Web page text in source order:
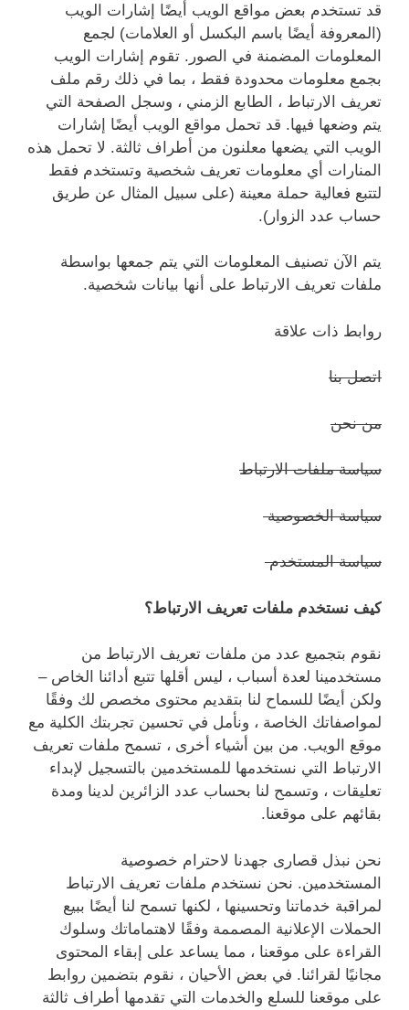
قد تستخدم بعض مواقع الويب أيضًا إشارات الويب
(المعروفة أيضًا باسم البكسل أو العلامات) لجمع
المعلومات المضمنة في الصور. تقوم إشارات الويب
بجمع معلومات محدودة فقط ، بما في ذلك رقم ملف
تعريف الارتباط ، الطابع الزمني ، وسجل الصفحة التي
يتم وضعها فيها. قد تحمل مواقع الويب أيضًا إشارات
الويب التي يضعها معلنون من أطراف ثالثة. لا تحمل هذه
المنارات أي معلومات تعريف شخصية وتستخدم فقط
لتتبع فعالية حملة معينة (على سبيل المثال عن طريق
حساب عدد الزوار).
يتم الآن تصنيف المعلومات التي يتم جمعها بواسطة
ملفات تعريف الارتباط على أنها بيانات شخصية.
روابط ذات علاقة
اتصل بنا
من نحن
سياسة ملفات الارتباط
سياسة الخصوصية
سياسة المستخدم
كيف نستخدم ملفات تعريف الارتباط؟
نقوم بتجميع عدد من ملفات تعريف الارتباط من
مستخدمينا لعدة أسباب ، ليس أقلها تتبع أدائنا الخاص –
ولكن أيضًا للسماح لنا بتقديم محتوى مخصص لك وفقًا
لمواصفاتك الخاصة ، ونأمل في تحسين تجربتك الكلية مع
موقع الويب. من بين أشياء أخرى ، تسمح ملفات تعريف
الارتباط التي نستخدمها للمستخدمين بالتسجيل لإبداء
تعليقات ، وتسمح لنا بحساب عدد الزائرين لدينا ومدة
بقائهم على موقعنا.
نحن نبذل قصارى جهدنا لاحترام خصوصية
المستخدمين. نحن نستخدم ملفات تعريف الارتباط
لمراقبة خدماتنا وتحسينها ، لكنها تسمح لنا أيضًا ببيع
الحملات الإعلانية المصممة وفقًا لاهتماماتك وسلوك
القراءة على موقعنا ، مما يساعد على إبقاء المحتوى
مجانيًا لقرائنا. في بعض الأحيان ، نقوم بتضمين روابط
على موقعنا للسلع والخدمات التي تقدمها أطراف ثالثة